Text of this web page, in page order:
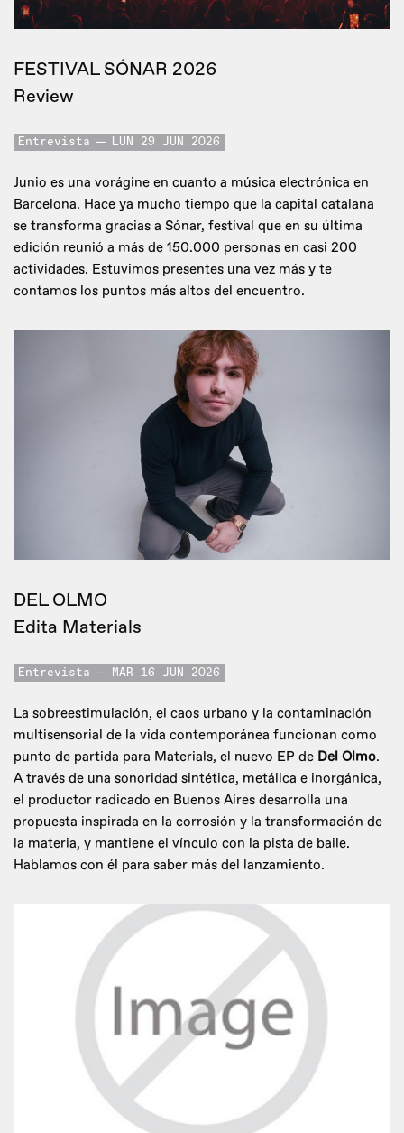
FESTIVAL SÓNAR 2026
Review
Entrevista LUN 29 JUN 2026
Junio es una vorágine en cuanto a música electrónica en
Barcelona. Hace ya mucho tiempo que la capital catalana
se transforma gracias a Sónar, festival que en su última
edición reunió a más de 150.000 personas en casi 200
actividades. Estuvimos presentes una vez más y te
contamos los puntos más altos del encuentro.
DEL OLMO
Edita Materials
Entrevista MAR 16 JUN 2026
La sobreestimulación, el caos urbano y la contaminación
multisensorial de la vida contemporánea funcionan como
punto de partida para Materials, el nuevo EP de Del Olmo.
A través de una sonoridad sintética, metálica e inorgánica,
el productor radicado en Buenos Aires desarrolla una
propuesta inspirada en la corrosión y la transformación de
la materia, y mantiene el vínculo con la pista de baile.
Hablamos con él para saber más del lanzamiento.